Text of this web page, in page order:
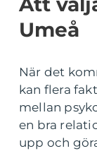
Umeå
När det
kan flera
mellan
en bra
upp och